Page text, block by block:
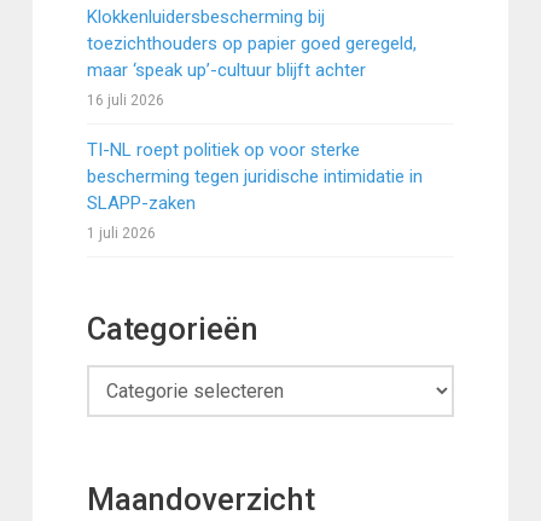
Klokkenluidersbescherming bij
toezichthouders op papier goed geregeld,
maar ‘speak up’-cultuur blijft achter
16 juli 2026
TI-NL roept politiek op voor sterke
bescherming tegen juridische intimidatie in
SLAPP-zaken
1 juli 2026
Categorieën
Categorieën
Maandoverzicht